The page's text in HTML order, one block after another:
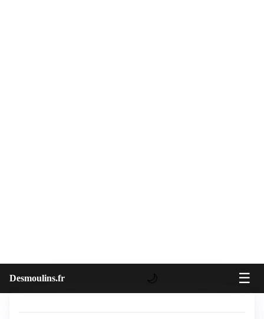
Desmoulins.fr 🌙 ☰